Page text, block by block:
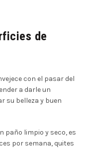
de
con el pasar del
a darle un
su belleza y buen
paño limpio y seco, es
por semana, quites